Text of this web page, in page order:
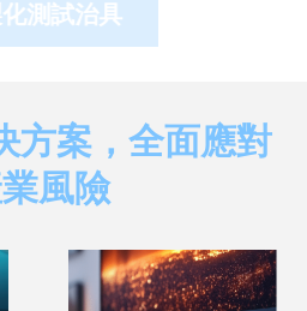
測試治具
方案，全面應對
風險